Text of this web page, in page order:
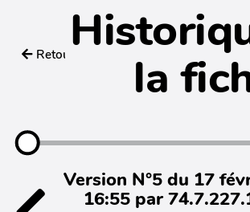
Retour la
Version N°5 du 17
16:55 par